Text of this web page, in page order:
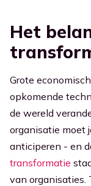
Het
Grote
opkomende
de wereld
organisatie moet
anticiperen - en
transformatie
van